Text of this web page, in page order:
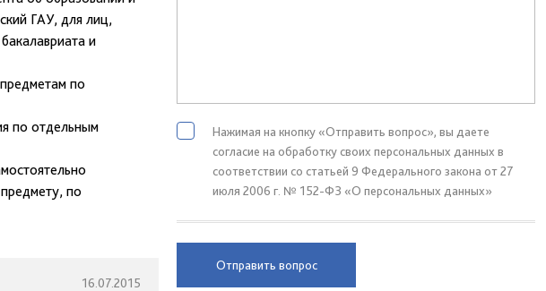
ГАУ, для лиц,
и
по
по отдельным
по
16.07.2015
Нажимая на кнопку «Отправить вопрос», вы даете
согласие на обработку своих персональных данных в
соответствии со статьей 9 Федерального закона от 27
июля 2006 г. № 152-ФЗ «О персональных данных»
Отправить вопрос